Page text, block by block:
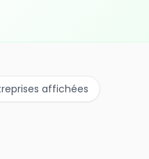
affichées